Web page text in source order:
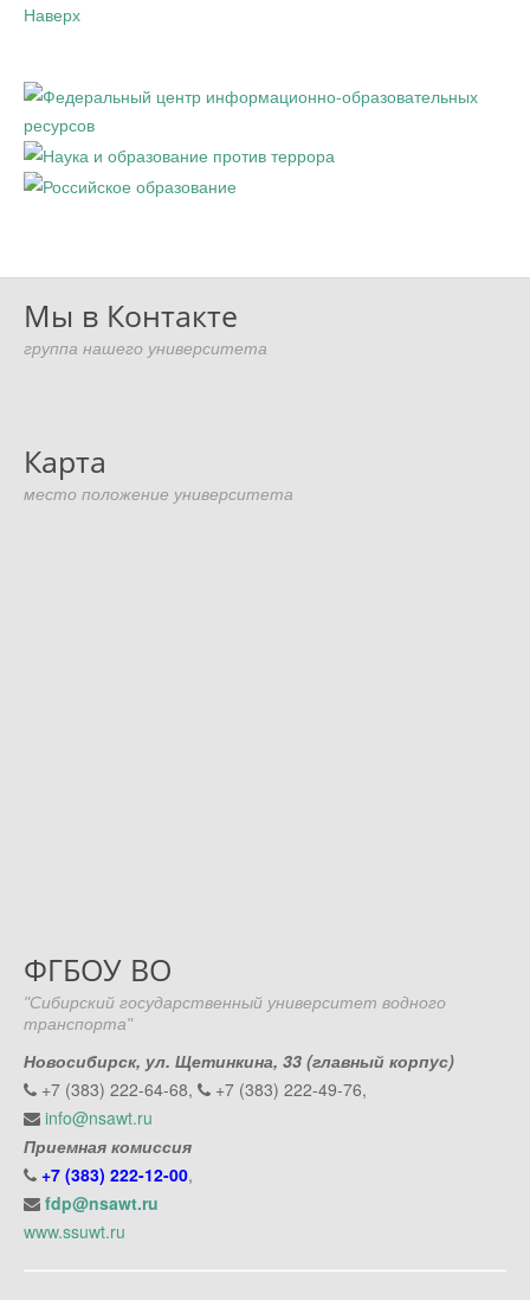
Наверх
Мы в Контакте
группа нашего университета
Карта
место положение университета
ФГБОУ ВО
"Сибирский государственный университет водного
транспорта"
Новосибирск, ул. Щетинкина, 33 (главный корпус)
+7 (383) 222-64-68,
+7 (383) 222-49-76,
info@nsawt.ru
Приемная комиссия
+7 (383) 222-12-00,
fdp@nsawt.ru
www.ssuwt.ru